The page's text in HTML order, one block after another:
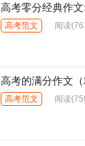
高考零分经典作
高考范文 阅读
高考的满分作文（
高考范文 阅读